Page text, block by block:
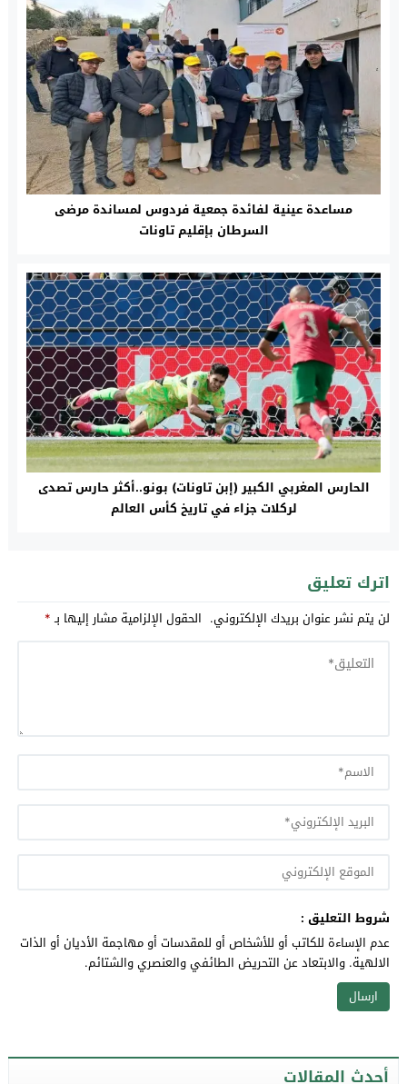
مساعدة عينية لفائدة جمعية فردوس لمساندة مرضى
السرطان بإقليم تاونات
الحارس المغربي الكبير (إبن تاونات) بونو..أكثر حارس تصدى
لركلات جزاء في تاريخ كأس العالم
اترك تعليق
لن يتم نشر عنوان بريدك الإلكتروني. الحقول الإلزامية مشار إليها بـ*
شروط التعليق :
عدم الإساءة للكاتب أو للأشخاص أو للمقدسات أو مهاجمة الأديان أو الذات
الالهية. والابتعاد عن التحريض الطائفي والعنصري والشتائم.
أحدث المقالات